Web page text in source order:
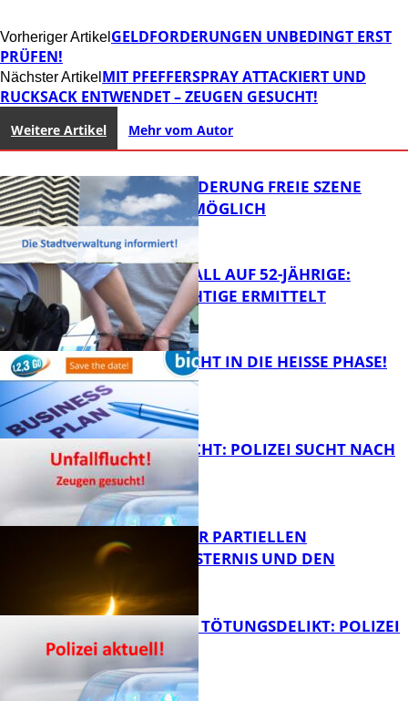
Vorheriger Artikel GELDFORDERUNGEN UNBEDINGT ERST
PRÜFEN!
Nächster Artikel MIT PFEFFERSPRAY ATTACKIERT UND
RUCKSACK ENTWENDET – ZEUGEN GESUCHT!
Weitere Artikel Mehr vom Autor
FB Kultur
PROJEKTFÖRDERUNG FREIE SZENE
WEITERHIN MÖGLICH
FB News
RAUBÜBERFALL AUF 52-JÄHRIGE:
TATVERDÄCHTIGE ERMITTELT
1,2,3 GO® GEHT IN DIE HEISSE PHASE!
UNFALLFLUCHT: POLIZEI SUCHT NACH
ZEUGEN
VORTRAG ZUR PARTIELLEN
SONNENFINSTERNIS UND DEN
PERSEIDEN
VERSUCHTES TÖTUNGSDELIKT: POLIZEI
ERMITTELT